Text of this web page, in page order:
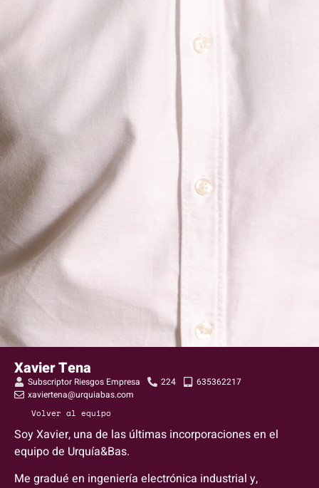
Xavier Tena
Subscriptor Riesgos Empresa 224
635362217
xaviertena@urquiabas.com
Volver al equipo
Soy Xavier, una de las últimas incorporaciones en el
equipo de Urquía&Bas.
Me gradué en ingeniería electrónica industrial y,